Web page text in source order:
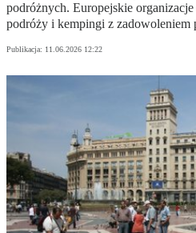
podróżnych. Europejskie
podróży i kempingi z zadowoleniem
Publikacja: 11.06.2026 12:22